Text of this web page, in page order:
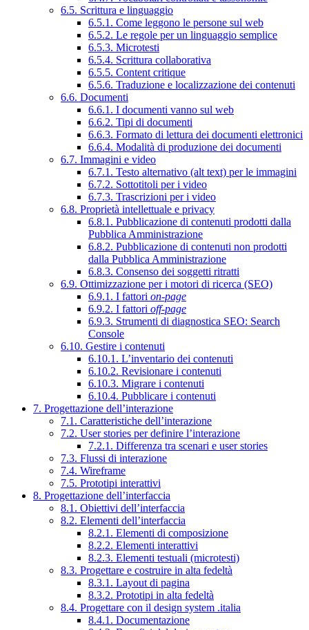
6.5. Scrittura e linguaggio
6.5.1. Come leggono le persone sul web
6.5.2. Le regole per un linguaggio semplice
6.5.3. Microtesti
6.5.4. Scrittura collaborativa
6.5.5. Content critique
6.5.6. Traduzione e localizzazione dei contenuti
6.6. Documenti
6.6.1. I documenti vanno sul web
6.6.2. Tipi di documenti
6.6.3. Formato di lettura dei documenti elettronici
6.6.4. Modalità di produzione dei documenti
6.7. Immagini e video
6.7.1. Testo alternativo (alt text) per le immagini
6.7.2. Sottotitoli per i video
6.7.3. Trascrizioni per i video
6.8. Proprietà intellettuale e privacy
6.8.1. Pubblicazione di contenuti prodotti dalla
Pubblica Amministrazione
6.8.2. Pubblicazione di contenuti non prodotti
dalla Pubblica Amministrazione
6.8.3. Consenso dei soggetti ritratti
6.9. Ottimizzazione per i motori di ricerca (SEO)
6.9.1. I fattori on-page
6.9.2. I fattori off-page
6.9.3. Strumenti di diagnostica SEO: Search
Console
6.10. Gestire i contenuti
6.10.1. L’inventario dei contenuti
6.10.2. Revisionare i contenuti
6.10.3. Migrare i contenuti
6.10.4. Pubblicare i contenuti
7. Progettazione dell’interazione
7.1. Caratteristiche dell’interazione
7.2. User stories per definire l’interazione
7.2.1. Differenza tra scenari e user stories
7.3. Flussi di interazione
7.4. Wireframe
7.5. Prototipi interattivi
8. Progettazione dell’interfaccia
8.1. Obiettivi dell’interfaccia
8.2. Elementi dell’interfaccia
8.2.1. Elementi di composizione
8.2.2. Elementi interattivi
8.2.3. Elementi testuali (microtesti)
8.3. Progettare e costruire in alta fedeltà
8.3.1. Layout di pagina
8.3.2. Prototipi in alta fedeltà
8.4. Progettare con il design system .italia
8.4.1. Documentazione